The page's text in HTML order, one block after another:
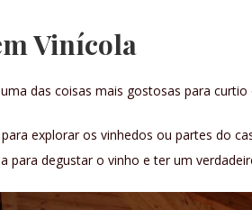
Vinícola
das coisas mais gostosas para
explorar os vinhedos ou partes do
para degustar o vinho e ter um